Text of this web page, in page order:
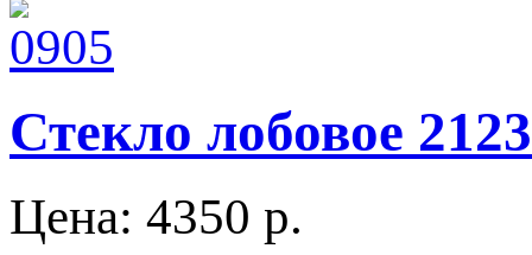
Стекло лобовое
Цена: 4350 p.